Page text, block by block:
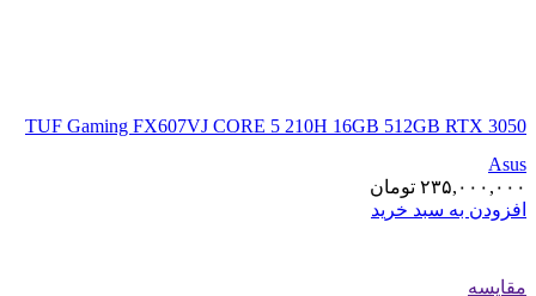
TUF Gaming FX607VJ CORE 5 210H 16GB 512GB RTX 3050
Asus
۲۳۵,۰۰۰,۰۰۰ تومان
افزودن به سبد خرید
مقایسه